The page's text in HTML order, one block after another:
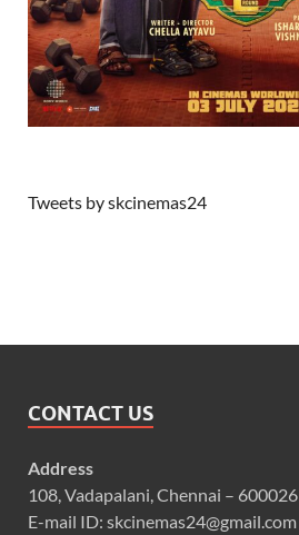
Tweets by skcinemas24
CONTACT US
Address
108, Vadapalani, Chennai – 600026
E-mail ID: skcinemas24@gmail.com